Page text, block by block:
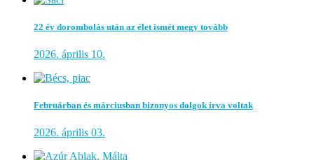
22 év dorombolás után az élet ismét megy tovább
2026. április 10.
Februárban és márciusban bizonyos dolgok írva voltak
2026. április 03.